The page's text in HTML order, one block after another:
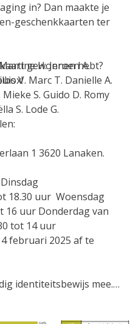
in? Dan maakte je
geschenkkaarten ter
gewonnen hebt?
1 3620 Lanaken.
18.30 uur Woensdag
16 uur Donderdag van
tot 14 uur
februari 2025 af te
identiteitsbewijs mee.